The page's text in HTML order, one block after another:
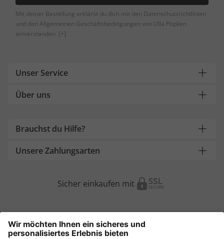
Mit deiner Bestellung erklärst du dich mit den Datenschutzrichtlinien
und den Allgemeinen Geschäftsbedingungen von Ulla Popken
einverstanden. [+]
Unser Service
Über uns
Brauchst du Hilfe?
Unsere Zahlungsarten
Sicher einkaufen mit
Weitere Onlineshops